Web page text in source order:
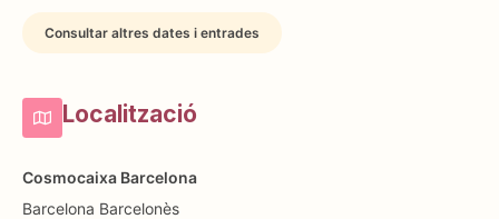
Consultar altres dates i entrades
Localització
Cosmocaixa Barcelona
Barcelona Barcelonès